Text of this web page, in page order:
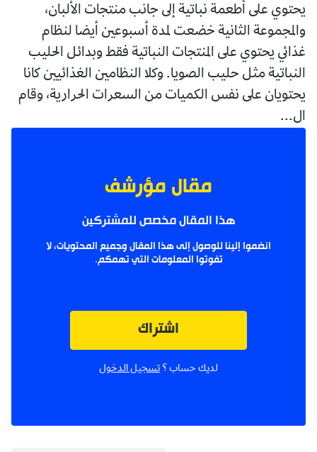
يحتوي على أطعمة نباتية إلى جانب منتجات الألبان،
والمجموعة الثانية خضعت لمدة أسبوعين أيضا لنظام
غذائي يحتوي على المنتجات النباتية فقط وبدائل الحليب
النباتية مثل حليب الصويا. وكلا النظامين الغذائيين كانا
يحتويان على نفس الكميات من السعرات الحرارية، وقام
ال...
مقال مؤرشف
هذا المقال مخصص للمشتركين
انضموا إلينا للوصول إلى هذا المقال وجميع المحتويات، لا
تفوتوا المعلومات التي تهمكم.
اشتراك
لديك حساب ؟ تسجيل الدخول